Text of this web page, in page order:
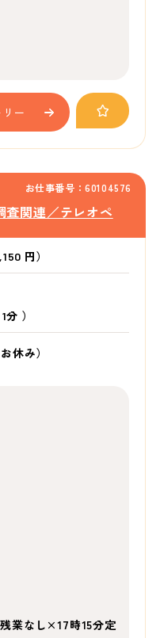
ー
お仕事番号：60104576
査関連／テレオペ
円）
分 ）
休み）
業なし×17時15分定